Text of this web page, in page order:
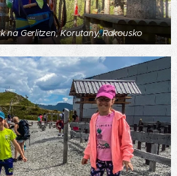
na Gerlitzen, Korutany, Rakousko